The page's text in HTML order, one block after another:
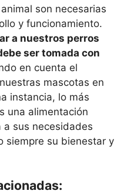
son necesarias
y funcionamiento.
a nuestros perros
ser tomada con
en cuenta el
mascotas en
instancia, lo más
una alimentación
sus necesidades
siempre su bienestar y